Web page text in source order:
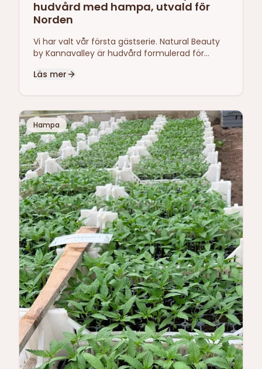
hudvård med hampa, utvald för
Norden
Vi har valt vår första gästserie. Natural Beauty
by Kannavalley är hudvård formulerad för
extrakt och biomimetiska peptider. Nu
Läs mer
Hampa